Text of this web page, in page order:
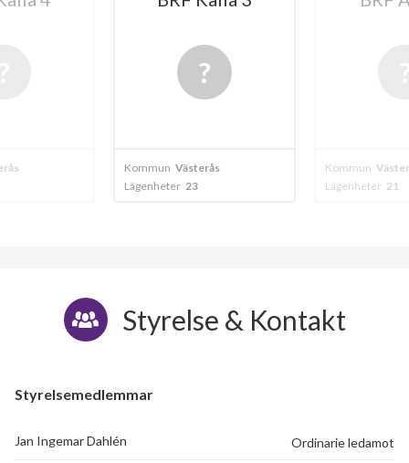
Kommun Västerås
Lägenheter 23
Kommun
Lägenheter 21
Styrelse & Kontakt
Styrelsemedlemmar
Jan Ingemar Dahlén Ordinarie ledamot